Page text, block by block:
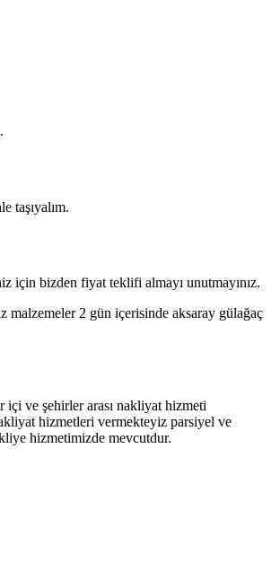
taşıyalım.
için bizden fiyat teklifi almayı unutmayınız.
malzemeler 2 gün içerisinde aksaray gülağaç
içi ve şehirler arası nakliyat hizmeti
hizmetleri vermekteyiz parsiyel ve
hizmetimizde mevcutdur.